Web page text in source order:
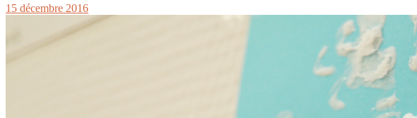
15 décembre 2016